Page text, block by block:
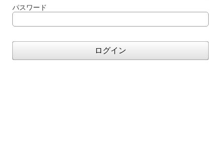
パスワード
ログイン